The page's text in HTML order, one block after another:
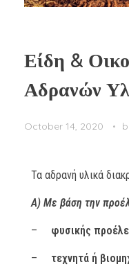
Είδη &
Αδρανών
October 14, 2020
Τα αδρανή υλικά
Α) Με βάση την
– φυσικής
– τεχνητά ή